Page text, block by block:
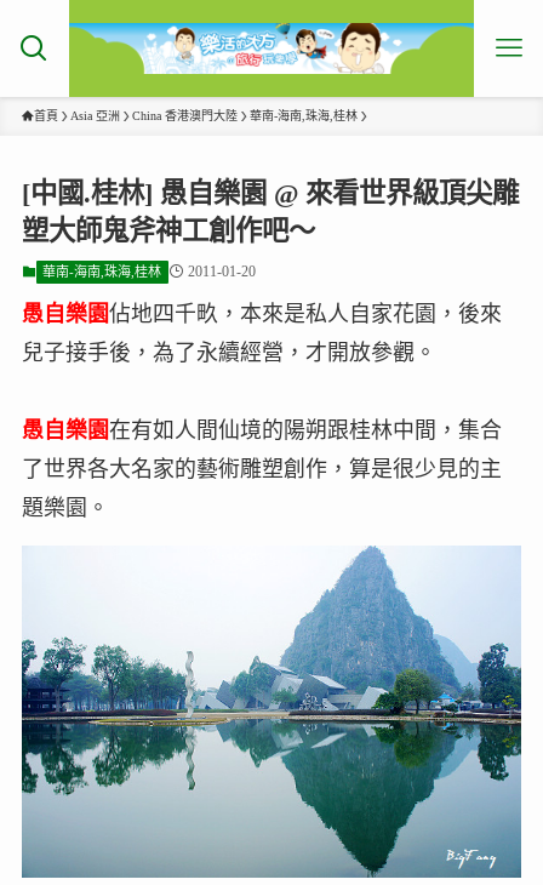
首頁 Asia 亞洲 China 香港澳門大陸 華南-海南,珠海,桂林
[中國.桂林] 愚自樂園 @ 來看世界級頂尖雕
塑大師鬼斧神工創作吧～
華南-海南,珠海,桂林 2011-01-20
愚自樂園佔地四千畂，本來是私人自家花園，後來
兒子接手後，為了永續經營，才開放參觀。
愚自樂園在有如人間仙境的陽朔跟桂林中間，集合
了世界各大名家的藝術雕塑創作，算是很少見的主
題樂園。